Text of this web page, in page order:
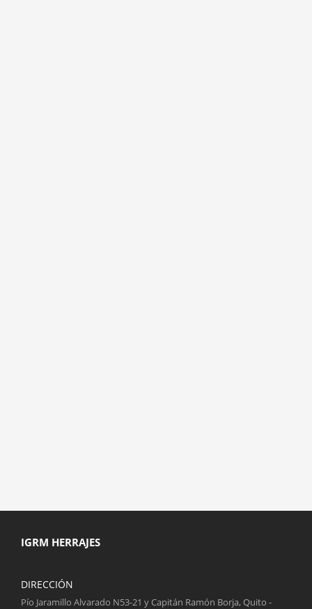
IGRM HERRAJES
DIRECCIÓN
Pío Jaramillo Alvarado N53-21 y Capitán Ramón Borja, Quito -